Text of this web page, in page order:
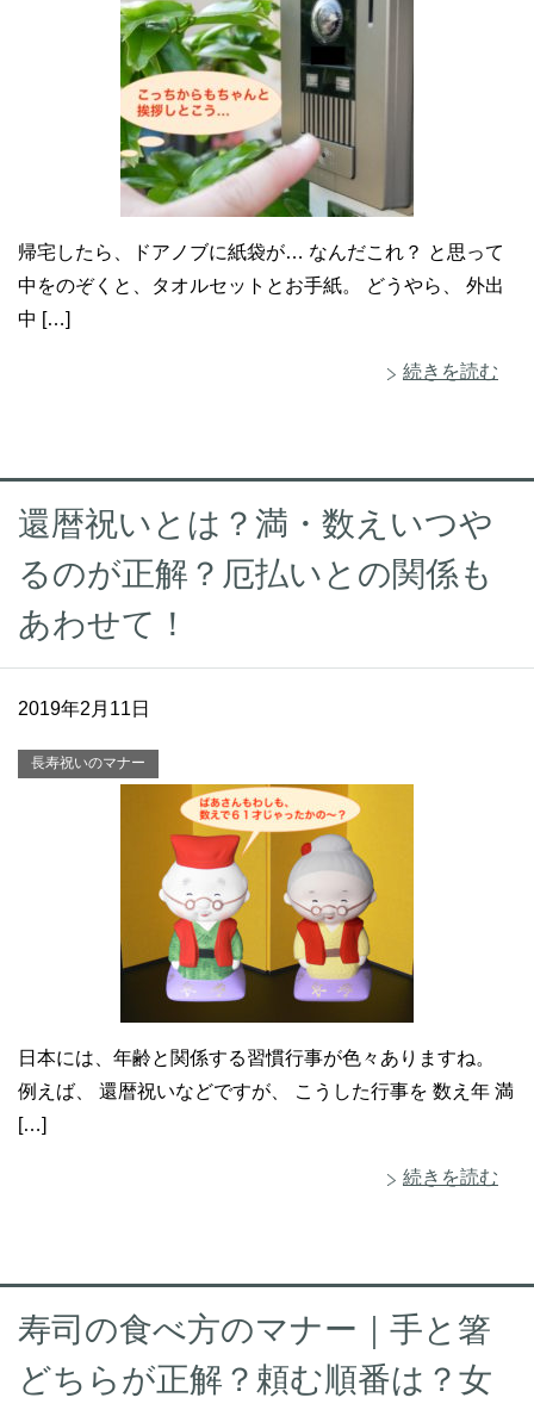
帰宅したら、ドアノブに紙袋が… なんだこれ？ と思って
中をのぞくと、タオルセットとお手紙。 どうやら、 外出
中 […]
続きを読む
還暦祝いとは？満・数えいつや
るのが正解？厄払いとの関係も
あわせて！
2019年2月11日
長寿祝いのマナー
日本には、年齢と関係する習慣行事が色々ありますね。
例えば、 還暦祝いなどですが、 こうした行事を 数え年 満
[…]
続きを読む
寿司の食べ方のマナー｜手と箸
どちらが正解？頼む順番は？女